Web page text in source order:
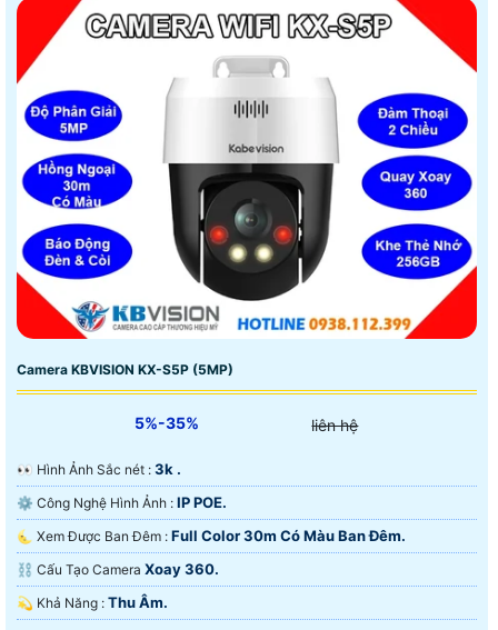
Camera KBVISION KX-S5P (5MP)
5%-35% liên hệ
️👀 Hình Ảnh Sắc nét : 3k .
⚙ Công Nghệ Hình Ảnh : IP POE.
🌜 Xem Được Ban Đêm : Full Color 30m Có Màu Ban Ðêm.
⛓ Cấu Tạo Camera Xoay 360.
️💫 Khả Năng : Thu Âm.